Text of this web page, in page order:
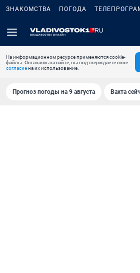
ЗНАКОМСТВА ПОГОДА
На информационном ресурсе применяются cookie-
файлы. Оставаясь на сайте, вы подтверждаете свое
согласиена их использование.
Прогноз погоды на 9 августа Вахта